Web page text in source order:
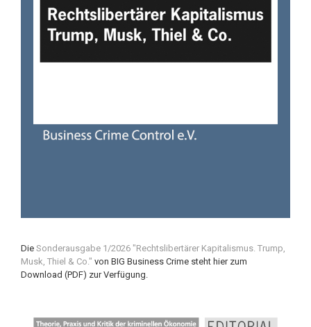
Die Sonderausgabe 1/2026 "Rechtslibertärer Kapitalismus. Trump,
Musk, Thiel & Co." von BIG Business Crime steht hier zum
Download (PDF) zur Verfügung.